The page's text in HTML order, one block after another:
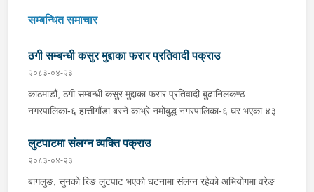
सम्बन्धित समाचार
ठगी सम्बन्धी कसुर मुद्दाका फरार प्रतिवादी पक्राउ
२०८३-०४-२३
काठमाडौं, ठगी सम्बन्धी कसुर मुद्दाका फरार प्रतिवादी बुढानिलकण्ठ
नगरपालिका-६ हात्तीगौंडा बस्ने काभ्रे नमोबुद्ध नगरपालिका-६ घर भएका ४३
फरार रहेका उनलाई काठमाडौं उपत्यका अपराध अनुसन्धान कार्यालय टेकुबाट
खटिएको प्रहरीले काठमाडौं महानगरपालिका-४ धुम्बाराहीबाट पक्राउ गरेको हो
। उनलाई फैसला कार्यान्वयनको लागि जिल्ला अदालत काठमाडौंमा पेश गरिएको
लुटपाटमा संलग्न व्यक्ति पक्राउ
२०८३-०४-२३
बागलुङ, सुनको रिङ लुटपाट भएको घटनामा संलग्न रहेको अभियोगमा वरेङ